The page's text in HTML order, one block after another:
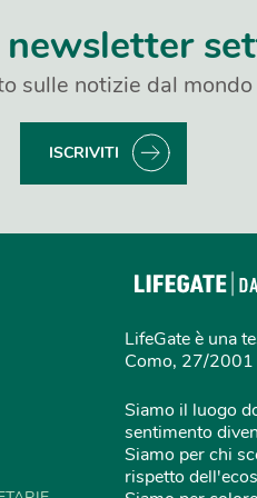
sulle notizie dal
ISCRIVITI
LifeGate è una
Como, 27/2001
Siamo il luogo
sentimento
Siamo per chi
rispetto